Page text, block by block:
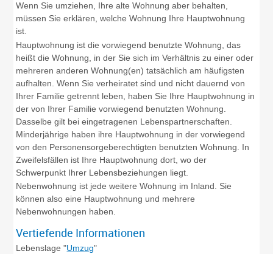
Wenn Sie umziehen, Ihre alte Wohnung aber behalten,
müssen Sie erklären, welche Wohnung Ihre Hauptwohnung
ist.
Hauptwohnung ist die vorwiegend benutzte Wohnung, das
heißt die Wohnung, in der Sie sich im Verhältnis zu einer oder
mehreren anderen Wohnung(en) tatsächlich am häufigsten
aufhalten. Wenn Sie verheiratet sind und nicht dauernd von
Ihrer Familie getrennt leben, haben Sie Ihre Hauptwohnung in
der von Ihrer Familie vorwiegend benutzten Wohnung.
Dasselbe gilt bei eingetragenen Lebenspartnerschaften.
Minderjährige haben ihre Hauptwohnung in der vorwiegend
von den Personensorgeberechtigten benutzten Wohnung. In
Zweifelsfällen ist Ihre Hauptwohnung dort, wo der
Schwerpunkt Ihrer Lebensbeziehungen liegt.
Nebenwohnung ist jede weitere Wohnung im Inland. Sie
können also eine Hauptwohnung und mehrere
Nebenwohnungen haben.
Vertiefende Informationen
Lebenslage "Umzug"